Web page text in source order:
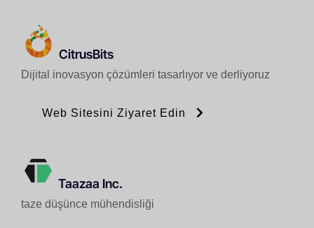
CitrusBits
Dijital inovasyon çözümleri tasarlıyor ve derliyoruz
Web Sitesini Ziyaret Edin
Taazaa Inc.
taze düşünce mühendisliği